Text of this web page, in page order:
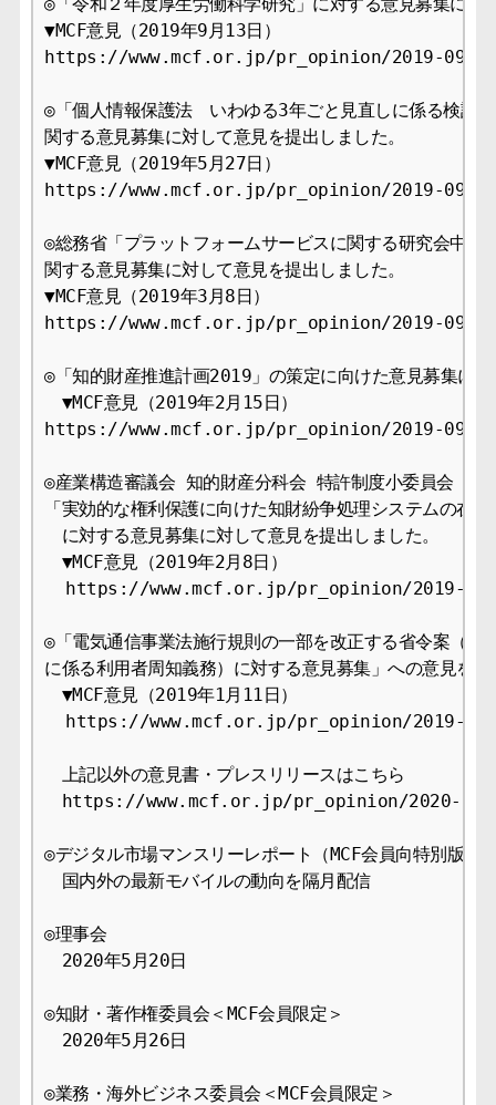
▼MCF意見（2019年9月13日）
https://www.mcf.or.jp/pr_opinion/2019-09
◎「個人情報保護法　いわゆる3年ごと見直しに係る検討
関する意見募集に対して意見を提出しました。
▼MCF意見（2019年5月27日）
https://www.mcf.or.jp/pr_opinion/2019-09
◎総務省「プラットフォームサービスに関する研究会中間
関する意見募集に対して意見を提出しました。
▼MCF意見（2019年3月8日）
https://www.mcf.or.jp/pr_opinion/2019-09
◎「知的財産推進計画2019」の策定に向けた意見募集に
▼MCF意見（2019年2月15日）
https://www.mcf.or.jp/pr_opinion/2019-09
◎産業構造審議会 知的財産分科会 特許制度小委員会
「実効的な権利保護に向けた知財紛争処理システムの在
に対する意見募集に対して意見を提出しました。
▼MCF意見（2019年2月8日）
  https://www.mcf.or.jp/pr_opinion/2019-09
◎「電気通信事業法施行規則の一部を改正する省令案（電
に係る利用者周知義務）に対する意見募集」への意見を
▼MCF意見（2019年1月11日）
  https://www.mcf.or.jp/pr_opinion/2019-09
上記以外の意見書・プレスリリースはこちら
https://www.mcf.or.jp/pr_opinion/2020-09
◎デジタル市場マンスリーレポート（MCF会員向特別版）
国内外の最新モバイルの動向を隔月配信
◎理事会
2020年5月20日
◎知財・著作権委員会＜MCF会員限定＞
2020年5月26日
◎業務・海外ビジネス委員会＜MCF会員限定＞